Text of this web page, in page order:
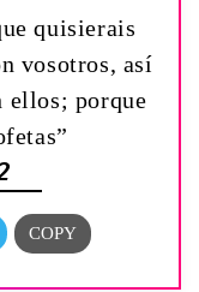
quisierais
vosotros, así
ellos; porque